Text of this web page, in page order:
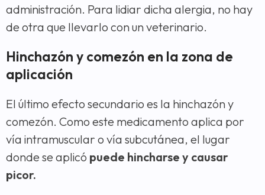
administración. Para lidiar dicha alergia, no hay
de otra que llevarlo con un veterinario.
Hinchazón y comezón en la zona de
aplicación
El último efecto secundario es la hinchazón y
comezón. Como este medicamento aplica por
vía intramuscular o vía subcutánea, el lugar
donde se aplicó puede hincharse y causar
picor.